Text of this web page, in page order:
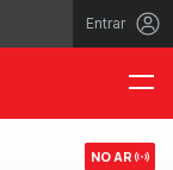
Entrar
NO AR